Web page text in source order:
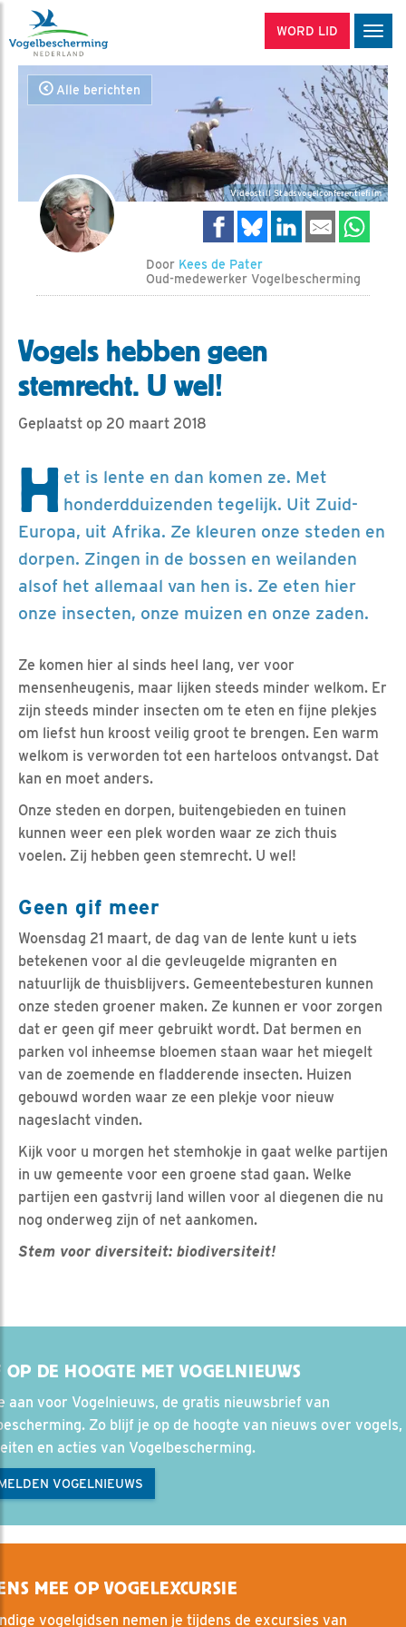
WORD LID
Alle berichten
Videostill Stadsvogelconferentiefilm
Door Kees de Pater
Oud-medewerker Vogelbescherming
Vogels hebben geen
stemrecht. U wel!
Geplaatst op 20 maart 2018
H et is lente en dan komen ze. Met
honderdduizenden tegelijk. Uit Zuid-
Europa, uit Afrika. Ze kleuren onze steden en
dorpen. Zingen in de bossen en weilanden
alsof het allemaal van hen is. Ze eten hier
onze insecten, onze muizen en onze zaden.
Ze komen hier al sinds heel lang, ver voor
mensenheugenis, maar lijken steeds minder welkom. Er
zijn steeds minder insecten om te eten en fijne plekjes
om liefst hun kroost veilig groot te brengen. Een warm
welkom is verworden tot een harteloos ontvangst. Dat
kan en moet anders.
Onze steden en dorpen, buitengebieden en tuinen
kunnen weer een plek worden waar ze zich thuis
voelen. Zij hebben geen stemrecht. U wel!
Geen gif meer
Woensdag 21 maart, de dag van de lente kunt u iets
betekenen voor al die gevleugelde migranten en
natuurlijk de thuisblijvers. Gemeentebesturen kunnen
onze steden groener maken. Ze kunnen er voor zorgen
dat er geen gif meer gebruikt wordt. Dat bermen en
parken vol inheemse bloemen staan waar het miegelt
van de zoemende en fladderende insecten. Huizen
gebouwd worden waar ze een plekje voor nieuw
nageslacht vinden.
Kijk voor u morgen het stemhokje in gaat welke partijen
in uw gemeente voor een groene stad gaan. Welke
partijen een gastvrij land willen voor al diegenen die nu
nog onderweg zijn of net aankomen.
Stem voor diversiteit: biodiversiteit!
OP DE HOOGTE MET VOGELNIEUWS
aan voor Vogelnieuws, de gratis nieuwsbrief van
Zo blijf je op de hoogte van nieuws over
en acties van Vogelbescherming.
VOGELNIEUWS
MEE OP VOGELEXCURSIE
vogelgidsen nemen je tijdens de excursies van